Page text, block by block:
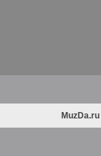
MuzDa.ru